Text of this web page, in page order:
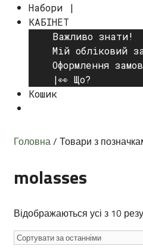
Набори |
КАБІНЕТ
Важливо знати!
Мій обліковий
Оформлення
|👀 Що?
Кошик
Головна/ Товари з
molasses
Відображаються усі з 10